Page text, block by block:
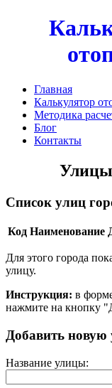
Главная
Калькулятор
Методика
Блог
Контакты
Улицы
Список улиц
Код Наименование
Для этого города
улицу.
Инструкция: в
нажмите на кнопку
Добавить новую
Название улицы: